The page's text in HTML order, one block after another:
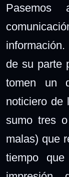
de su parte
tomen un
noticiero de
sumo tres
malas) que
tiempo